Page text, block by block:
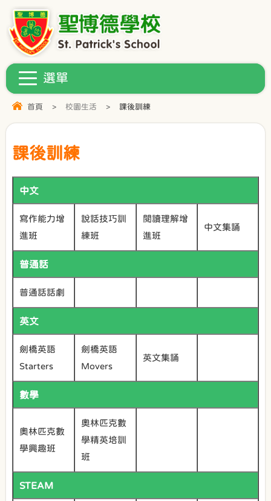
首頁 > 校園生活 > 課後訓練
課後訓練
中文
寫作能力增
進班
說話技巧訓
練班
閱讀理解增
進班
中文集誦
普通話
普通話話劇
英文
劍橋英語
Starters
劍橋英語
Movers
英文集誦
數學
奧林匹克數
學興趣班
奧林匹克數
學精英培訓
班
STEAM